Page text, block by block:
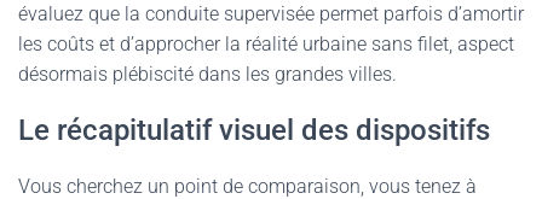
évaluez que la conduite supervisée permet parfois d’amortir
les coûts et d’approcher la réalité urbaine sans filet, aspect
désormais plébiscité dans les grandes villes.
Le récapitulatif visuel des dispositifs
Vous cherchez un point de comparaison, vous tenez à